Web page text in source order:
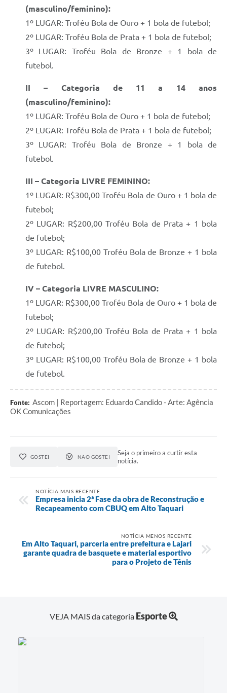
(masculino/feminino):
1º LUGAR: Troféu Bola de Ouro + 1 bola de futebol;
2º LUGAR: Troféu Bola de Prata + 1 bola de futebol;
3º LUGAR: Troféu Bola de Bronze + 1 bola de
futebol.
II – Categoria de 11 a 14 anos
(masculino/feminino):
1º LUGAR: Troféu Bola de Ouro + 1 bola de futebol;
2º LUGAR: Troféu Bola de Prata + 1 bola de futebol;
3º LUGAR: Troféu Bola de Bronze + 1 bola de
futebol.
III – Categoria LIVRE FEMININO:
1º LUGAR: R$300,00 Troféu Bola de Ouro + 1 bola de
futebol;
2º LUGAR: R$200,00 Troféu Bola de Prata + 1 bola
de futebol;
3º LUGAR: R$100,00 Troféu Bola de Bronze + 1 bola
de futebol.
IV – Categoria LIVRE MASCULINO:
1º LUGAR: R$300,00 Troféu Bola de Ouro + 1 bola de
futebol;
2º LUGAR: R$200,00 Troféu Bola de Prata + 1 bola
de futebol;
3º LUGAR: R$100,00 Troféu Bola de Bronze + 1 bola
de futebol.
Fonte: Ascom | Reportagem: Eduardo Candido - Arte: Agência
OK Comunicações
GOSTEI NÃO GOSTEI
Seja o primeiro a curtir esta
notícia.
NOTÍCIA MAIS RECENTE
Empresa inicia 2ª Fase da obra de Reconstrução e
Recapeamento com CBUQ em Alto Taquari
NOTÍCIA MENOS RECENTE
Em Alto Taquari, parceria entre prefeitura e Lajari
garante quadra de basquete e material esportivo
para o Projeto de Tênis
VEJA MAIS da categoria Esporte